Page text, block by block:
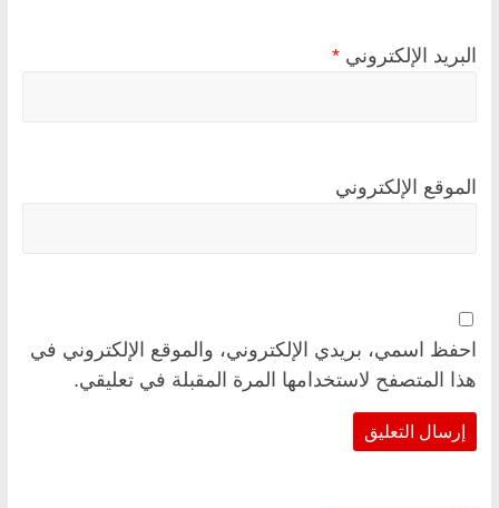
البريد الإلكتروني *
الموقع الإلكتروني
احفظ اسمي، بريدي الإلكتروني، والموقع الإلكتروني في
هذا المتصفح لاستخدامها المرة المقبلة في تعليقي.